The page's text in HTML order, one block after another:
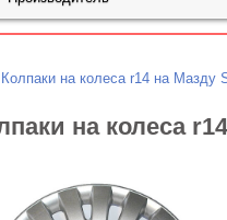
Колпаки на колеса r14 на Мазду
на колеса